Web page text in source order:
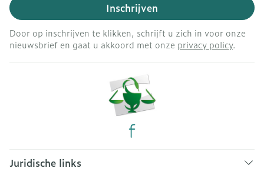
Inschrijven
Door op inschrijven te klikken, schrijft u zich in voor onze
nieuwsbrief en gaat u akkoord met onze privacy policy.
Juridische links